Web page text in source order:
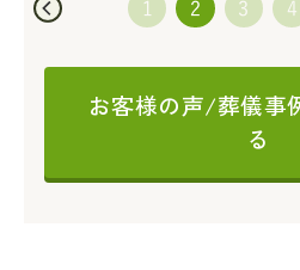
お客様の声/葬儀事
る